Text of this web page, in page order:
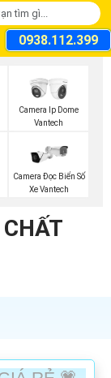
0938.112.399
Camera Ip Dome
Vantech
Camera Đọc Biển Số
Xe Vantech